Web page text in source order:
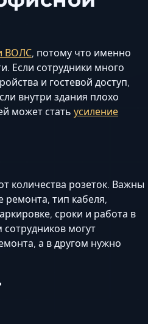
ВОЛС, потому что именно
Если сотрудники много
и гостевой доступ,
внутри здания плохо
может стать усиление
количества розеток. Важны
ремонта, тип кабеля,
сроки и работа в
могут
а в другом нужно